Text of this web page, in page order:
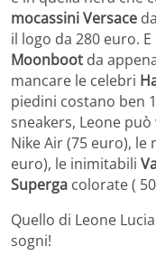
mocassini Versace
il logo da 280 euro.
Moonboot da
mancare le celebri
piedini costano ben
sneakers, Leone
Nike Air (75 euro), le
euro), le inimitabili
Superga colorate (
Quello di Leone
sogni!